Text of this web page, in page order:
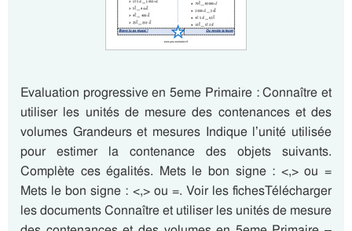
Evaluation progressive en 5eme Primaire : Connaître et
utiliser les unités de mesure des contenances et des
volumes Grandeurs et mesures Indique l’unité utilisée
pour estimer la contenance des objets suivants.
Complète ces égalités. Mets le bon signe : <,> ou =
Mets le bon signe : <,> ou =. Voir les fichesTélécharger
les documents Connaître et utiliser les unités de mesure